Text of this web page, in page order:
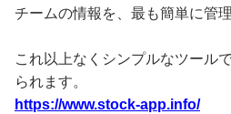
チームの情報を、最も簡単に管
これ以上なくシンプルなツール
られます。
https://www.stock-app.info/